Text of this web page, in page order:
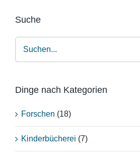
Suche
Dinge nach Kategorien
Forschen (18)
Kinderbücherei (7)